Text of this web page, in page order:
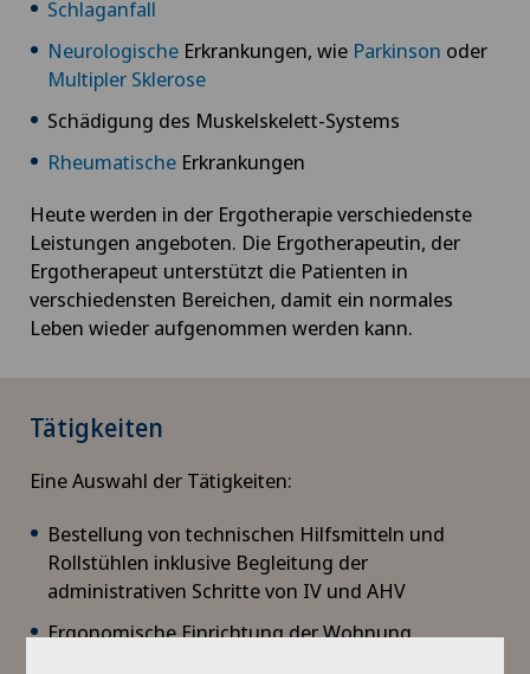
Schlaganfall
Neurologische Erkrankungen, wie Parkinson oder
Multipler Sklerose
Schädigung des Muskelskelett-Systems
Rheumatische Erkrankungen
Heute werden in der Ergotherapie verschiedenste
Leistungen angeboten. Die Ergotherapeutin, der
Ergotherapeut unterstützt die Patienten in
verschiedensten Bereichen, damit ein normales
Leben wieder aufgenommen werden kann.
Tätigkeiten
Eine Auswahl der Tätigkeiten:
Bestellung von technischen Hilfsmitteln und
Rollstühlen inklusive Begleitung der
administrativen Schritte von IV und AHV
Ergonomische Einrichtung der Wohnung